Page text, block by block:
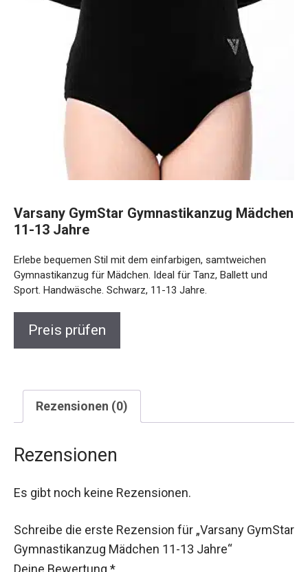
Varsany GymStar Gymnastikanzug Mädchen
11-13 Jahre
Erlebe bequemen Stil mit dem einfarbigen, samtweichen
Gymnastikanzug für Mädchen. Ideal für Tanz, Ballett und
Sport. Handwäsche. Schwarz, 11-13 Jahre.
Preis prüfen
Rezensionen (0)
Rezensionen
Es gibt noch keine Rezensionen.
Schreibe die erste Rezension für „Varsany GymStar
Gymnastikanzug Mädchen 11-13 Jahre“
Deine Bewertung *